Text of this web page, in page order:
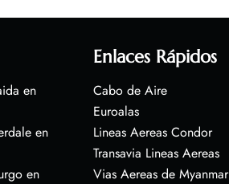
en
en
en
Enlaces Rápidos
Cabo de Aire
Euroalas
Lineas Aereas Condor
Transavia Lineas Aereas
Vias Aereas de Myanmar